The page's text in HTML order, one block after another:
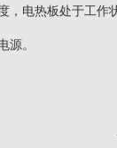
，电热板处于工作
源。